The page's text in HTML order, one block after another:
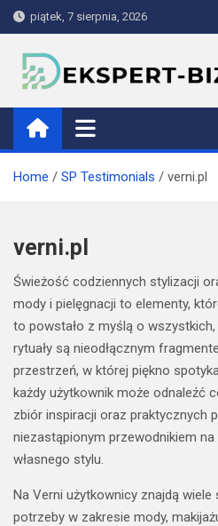
Skip
to
content
piątek, 7 sierpnia, 2026
ekspert-
Home SP Testimonials verni.pl
verni.pl
Świeżość codziennych stylizacji
mody i pielęgnacji to elementy,
to powstało z myślą o
rytuały są nieodłącznym
przestrzeń, w której piękno
każdy użytkownik może odnaleźć
zbiór inspiracji oraz praktycznych
niezastąpionym przewodnikiem
własnego stylu.
Na Verni użytkownicy znajdą
potrzeby w zakresie mody,